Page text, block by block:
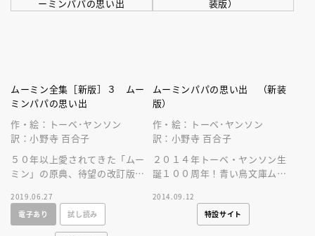
ムーミン全集［新版］３ ムー
ミンパパの思い出
作・絵：トーベ･ヤンソン
訳：小野寺 百合子
５０年以上愛されてきた「ムー
ミン」の原典、待望の改訂版！
すくなった翻訳、おしゃれなカ
バーが目印！
2019.06.27
電子あり
試し読み
ムーミンパパの思い出 （新装
版）
作・絵：トーベ･ヤンソン
訳：小野寺 百合子
２０１４年トーベ・ヤンソン生
誕１００周年！青い鳥文庫ムー
家・山本容子先生の巻末エッセ
2014.09.12
特設サイト